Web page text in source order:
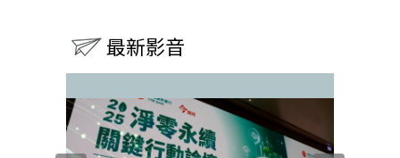
最新影音